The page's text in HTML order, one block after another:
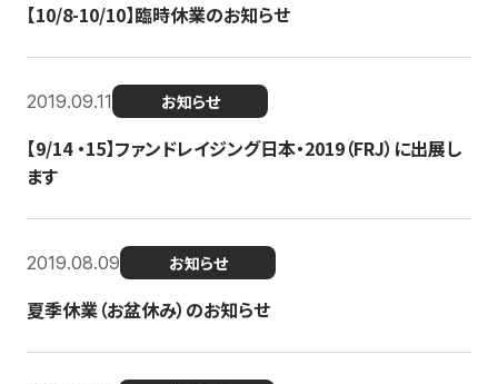
【10/8-10/10】臨時休業のお知らせ
2019.09.11 お知らせ
【9/14 ・15】ファンドレイジング日本・2019（FRJ）に出展し
ます
2019.08.09 お知らせ
夏季休業（お盆休み）のお知らせ